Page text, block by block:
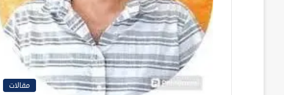
مقالات